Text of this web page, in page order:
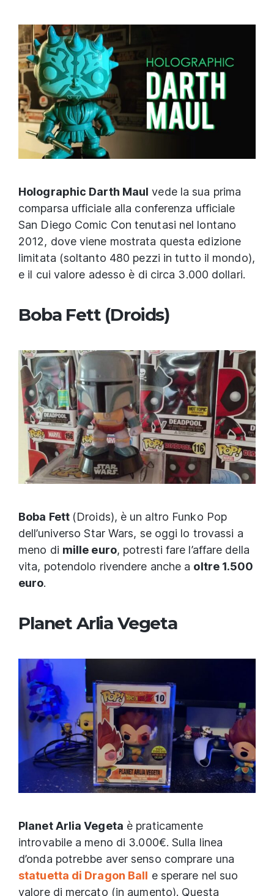
Holographic Darth Maul vede la sua prima
comparsa ufficiale alla conferenza ufficiale
San Diego Comic Con tenutasi nel lontano
2012, dove viene mostrata questa edizione
limitata (soltanto 480 pezzi in tutto il mondo),
e il cui valore adesso è di circa 3.000 dollari.
Boba Fett (Droids)
Boba Fett (Droids), è un altro Funko Pop
dell’universo Star Wars, se oggi lo trovassi a
meno di mille euro, potresti fare l’affare della
vita, potendolo rivendere anche a oltre 1.500
euro.
Planet Arlia Vegeta
Planet Arlia Vegeta è praticamente
introvabile a meno di 3.000€. Sulla linea
d’onda potrebbe aver senso comprare una
statuetta di Dragon Ball e sperare nel suo
valore di mercato (in aumento). Questa